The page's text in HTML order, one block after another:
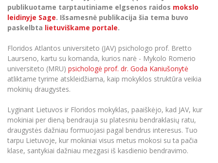
MRU pop vokalinis ansamblis (vadovas Artūras
Novikas)
MRU merginų choras
kompetencijų vertinimas ir pripažinimas
Studijų organizavimas
Kitos galimybės
Azijos centras
Frankofoniškų šalių studijų centras
Mokslo laboratorijos
Žmogaus, aplinkos ir technologijų (HET)
Doktorantūra
Projektai
Akademinė leidyba
Mokymų LAB
Mokslo naujienos
Kasmetiniai mokslo renginiai
Veiklos dokumentai
Akademinė etika
Darbas MRU
Universiteto simbolika
Atributika
Naujienos
Tarptautiškumas
Studentams
Darnus vystymasis
Sūduvos akademija
Tinklalaidės
Bakalauro studijos
Vadovų MBA
Švietimo ir kultūros vadovų MPA
Teisės LL.M.
Papildomosios studijos
Pedagogų rengimas
Doktorantūros studijos
Profesinės bakalauro studijos
Personalo valdymo centras
Privačių interesų deklaravimas
publikuotame tarptautiniame elgsenos raidos mokslo
leidinyje Sage. Išsamesnė publikacija šia tema buvo
paskelbta lietuviškame portale.
Floridos Atlantos universiteto (JAV) psichologo prof. Bretto
Laurseno, kartu su komanda, kurios narė - Mykolo Romerio
universiteto (MRU) psichologė prof. dr. Goda Kaniušonytė
atliktame tyrime atskleidžiama, kaip mokyklos struktūra veikia
mokinių draugystes.
Lyginant Lietuvos ir Floridos mokyklas, paaiškėjo, kad JAV, kur
mokiniai per dieną bendrauja su platesniu bendraklasių ratu,
draugystės dažniau formuojasi pagal bendrus interesus. Tuo
tarpu Lietuvoje, kur mokiniai visus metus mokosi su ta pačia
klase, santykiai dažniau mezgasi iš kasdienio bendravimo.